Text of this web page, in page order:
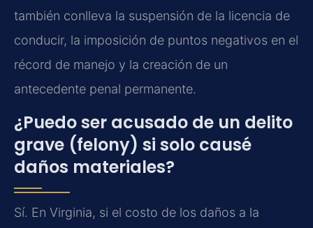
también conlleva la suspensión de la licencia de
conducir, la imposición de puntos negativos en el
récord de manejo y la creación de un
antecedente penal permanente.
¿Puedo ser acusado de un delito
grave (felony) si solo causé
daños materiales?
Sí. En Virginia, si el costo de los daños a la